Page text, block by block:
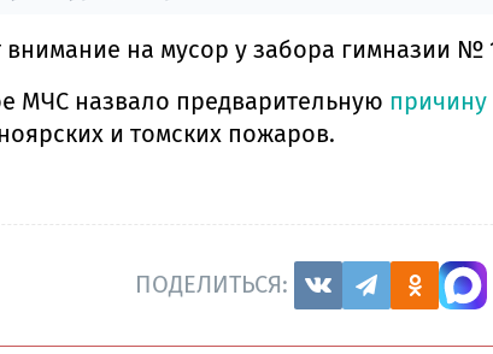
на мусор у забора гимназии №
МЧС назвало предварительную
и томских пожаров.
ПОДЕЛИТЬСЯ: